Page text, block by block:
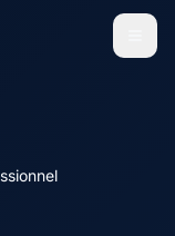
Menu